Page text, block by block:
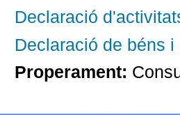
Declaració
Declaració de béns
Properament: